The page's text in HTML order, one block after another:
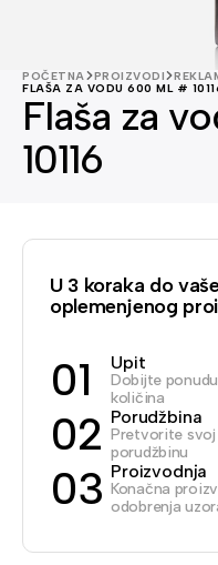
POČETNA PROIZVODI
FLAŠA ZA VODU 600 ML #
Flaša za
10116
U 3 koraka do
oplemenjenog
01 Upit
Dobijte
količina
02 Porudžbina
Pretvorite svoj
porudžbinu
03 Proizvodnja
Konačna
odobrenja